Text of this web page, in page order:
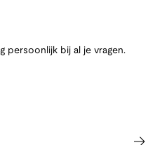
persoonlijk bij al je vragen.